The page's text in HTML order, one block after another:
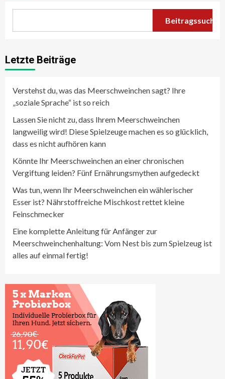
Beitragssuche
Letzte Beiträge
Verstehst du, was das Meerschweinchen sagt? Ihre
„soziale Sprache“ ist so reich
Lassen Sie nicht zu, dass Ihrem Meerschweinchen
langweilig wird! Diese Spielzeuge machen es so glücklich,
dass es nicht aufhören kann
Könnte Ihr Meerschweinchen an einer chronischen
Vergiftung leiden? Fünf Ernährungsmythen aufgedeckt
Was tun, wenn Ihr Meerschweinchen ein wählerischer
Esser ist? Nährstoffreiche Mischkost rettet kleine
Feinschmecker
Eine komplette Anleitung für Anfänger zur
Meerschweinchenhaltung: Vom Nest bis zum Spielzeug ist
alles auf einmal fertig!